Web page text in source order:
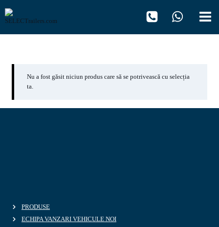
content
Nu a fost găsit niciun produs care să se potrivească cu selecția
ta.
PRODUSE
ECHIPA VANZARI VEHICULE NOI